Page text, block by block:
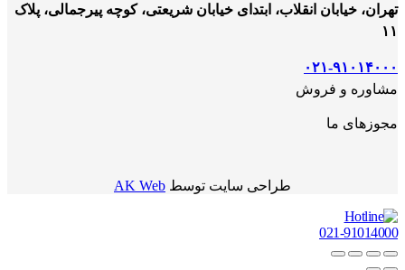
تهران، خیابان انقلاب، ابتدای خیابان شریعتی، کوچه پیرجمالی، پلاک
۱۱
۰۲۱-۹۱۰۱۴۰۰۰
مشاوره و فروش
مجوزهای ما
طراحی سایت توسط AK Web
021-91014000